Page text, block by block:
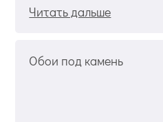
Читать дальше
Обои под камень